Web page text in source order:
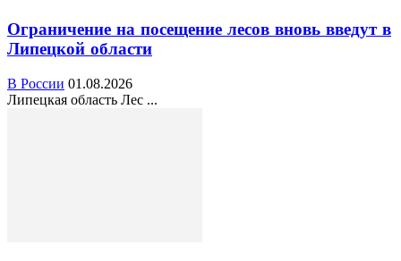
Ограничение на посещение лесов вновь введут в
Липецкой области
В России 01.08.2026
Липецкая область Лес ...